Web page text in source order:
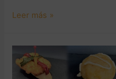
Leer más »